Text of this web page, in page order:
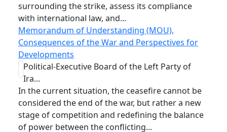
surrounding the strike, assess its compliance
with international law, and...
Memorandum of Understanding (MOU),
Consequences of the War and Perspectives for
Developments
Political-Executive Board of the Left Party of
Ira...
In the current situation, the ceasefire cannot be
considered the end of the war, but rather a new
stage of competition and redefining the balance
of power between the conflicting...